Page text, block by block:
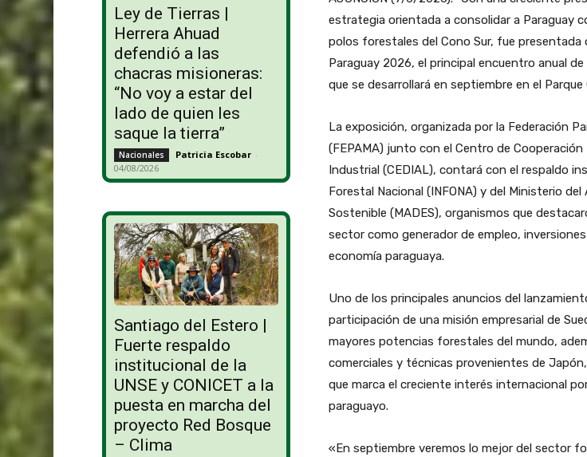
Ley de Tierras |
Herrera Ahuad
defendió a las
chacras misioneras:
“No voy a estar del
lado de quien les
saque la tierra”
Nacionales Patricia Escobar -
04/08/2026
Santiago del Estero |
Fuerte respaldo
institucional de la
UNSE y CONICET a la
puesta en marcha del
proyecto Red Bosque
– Clima
estrategia orientada a consolidar a Paraguay
polos forestales del Cono Sur, fue presentada
Paraguay 2026, el principal encuentro anual
que se desarrollará en septiembre en el Parque
La exposición, organizada por la Federación
(FEPAMA) junto con el Centro de Cooperación
Industrial (CEDIAL), contará con el respaldo
Forestal Nacional (INFONA) y del Ministerio
Sostenible (MADES), organismos que
sector como generador de empleo,
economía paraguaya.
Uno de los principales anuncios del
participación de una misión empresarial de
mayores potencias forestales del mundo,
comerciales y técnicas provenientes de
que marca el creciente interés internacional
paraguayo.
«En septiembre veremos lo mejor del sector